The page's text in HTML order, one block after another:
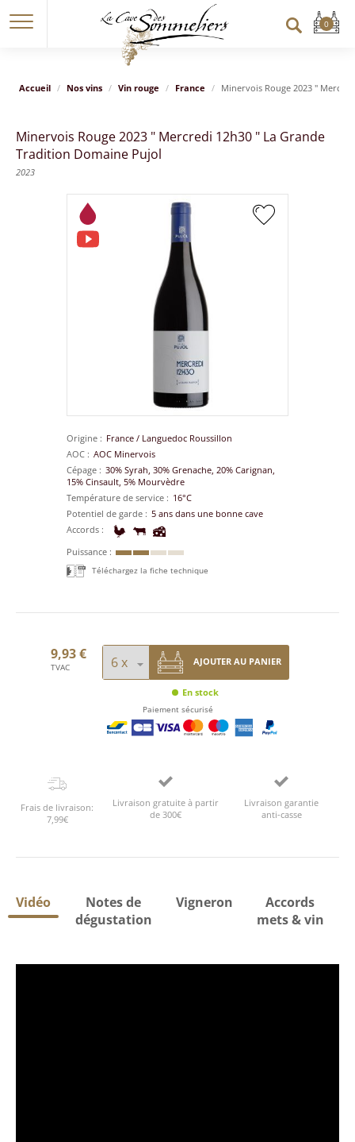
Accueil Nos vins Vin rouge France Minervois Rouge 2023 "
Minervois Rouge 2023 " Mercredi 12h30 " La Grande
Tradition Domaine Pujol
2023
Origine France / Languedoc Roussillon
AOC
AOC Minervois
Cépage
30% Syrah, 30% Grenache, 20% Carignan,
15% Cinsault, 5% Mourvèdre
Température de service
16°C
Potentiel de garde
5 ans dans une bonne cave
Accords
Puissance
Téléchargez la fiche technique
9,93 €
TVAC
AJOUTER AU PANIER
En stock
Paiement sécurisé
Frais de livraison:
7,99€
Livraison gratuite à partir
de 300€
Livraison garantie
anti-casse
Vidéo
Notes de
dégustation
Vigneron
Accords
mets & vin